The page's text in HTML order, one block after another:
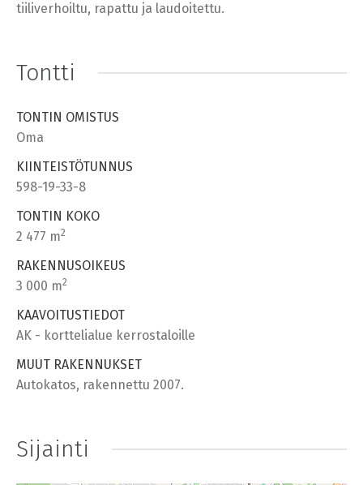
tiiliverhoiltu, rapattu ja laudoitettu.
Tontti
TONTIN OMISTUS
Oma
KIINTEISTÖTUNNUS
598-19-33-8
TONTIN KOKO
2 477 m2
RAKENNUSOIKEUS
3 000 m2
KAAVOITUSTIEDOT
AK - korttelialue kerrostaloille
MUUT RAKENNUKSET
Autokatos, rakennettu 2007.
Sijainti